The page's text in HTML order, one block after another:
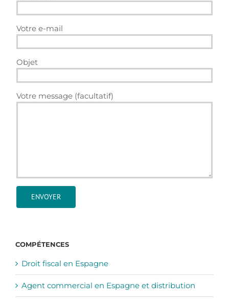
Votre e-mail
Objet
Votre message (facultatif)
COMPÉTENCES
Droit fiscal en Espagne
Agent commercial en Espagne et distribution